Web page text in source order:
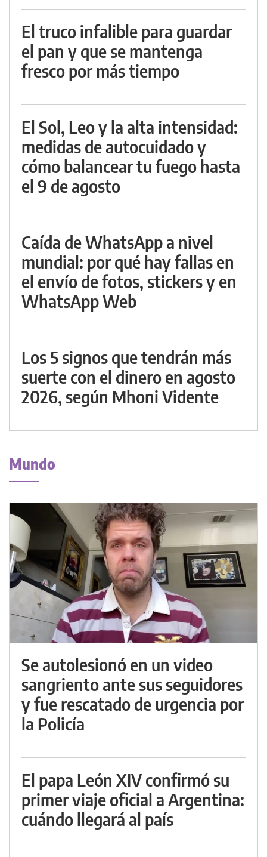
El truco infalible para guardar
el pan y que se mantenga
fresco por más tiempo
El Sol, Leo y la alta intensidad:
medidas de autocuidado y
cómo balancear tu fuego hasta
el 9 de agosto
Caída de WhatsApp a nivel
mundial: por qué hay fallas en
el envío de fotos, stickers y en
WhatsApp Web
Los 5 signos que tendrán más
suerte con el dinero en agosto
2026, según Mhoni Vidente
Mundo
Se autolesionó en un video
sangriento ante sus seguidores
y fue rescatado de urgencia por
la Policía
El papa León XIV confirmó su
primer viaje oficial a Argentina:
cuándo llegará al país